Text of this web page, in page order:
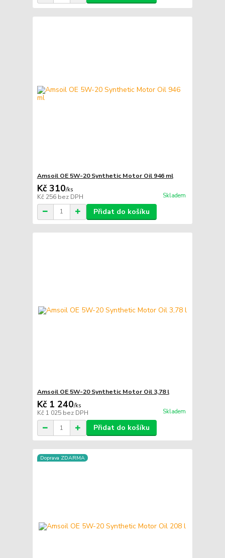
Amsoil OE 5W-20 Synthetic Motor Oil 946 ml
Kč 310/ks
Kč 256 bez DPH Skladem
Přidat do košíku
Amsoil OE 5W-20 Synthetic Motor Oil 3,78 l
Kč 1 240/ks
Kč 1 025 bez DPH Skladem
Přidat do košíku
Doprava ZDARMA